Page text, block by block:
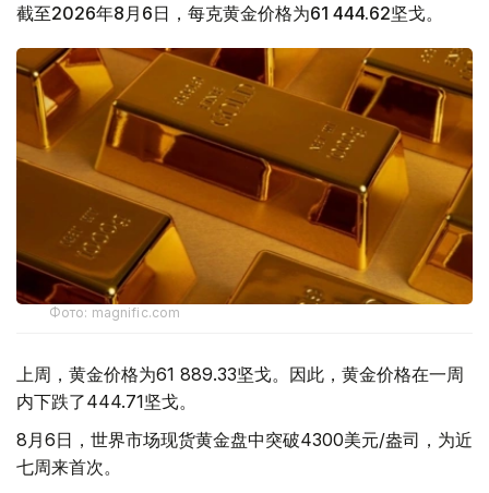
截至2026年8月6日，每克黄金价格为61 444.62坚戈。
Фото: magnific.com
上周，黄金价格为61 889.33坚戈。因此，黄金价格在一周
内下跌了444.71坚戈。
8月6日，世界市场现货黄金盘中突破4300美元/盎司，为近
七周来首次。